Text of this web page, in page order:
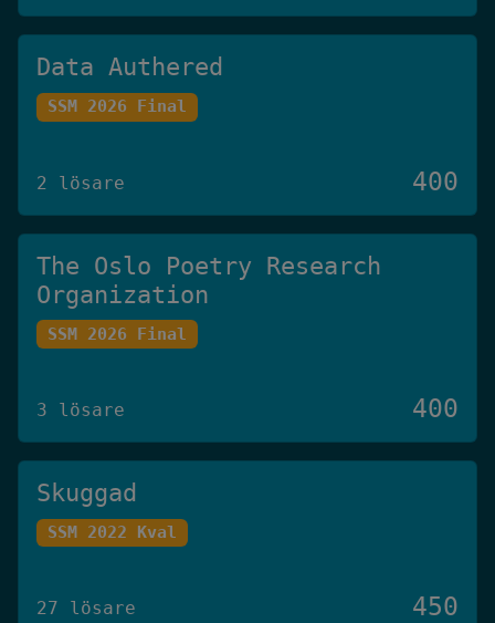
Data Authered
SSM 2026 Final
2 lösare 400
The Oslo Poetry Research
Organization
SSM 2026 Final
3 lösare 400
Skuggad
SSM 2022 Kval
27 lösare 450